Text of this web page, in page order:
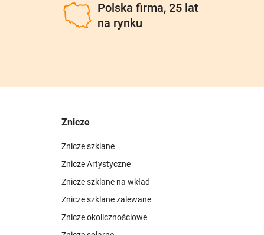
Polska firma, 25 lat
na rynku
Znicze
Znicze szklane
Znicze Artystyczne
Znicze szklane na wkład
Znicze szklane zalewane
Znicze okolicznościowe